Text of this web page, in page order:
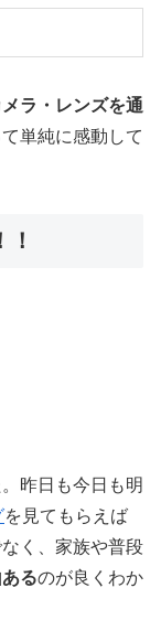
メラ・レンズを通
て単純に感動して
昨日も今日も明
を見てもらえば
く、家族や普段
るのが良くわか